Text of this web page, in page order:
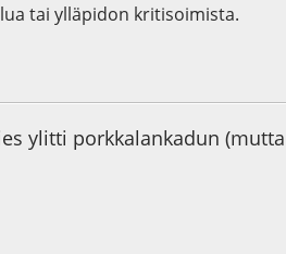
tai ylläpidon kritisoimista.
ylitti porkkalankadun